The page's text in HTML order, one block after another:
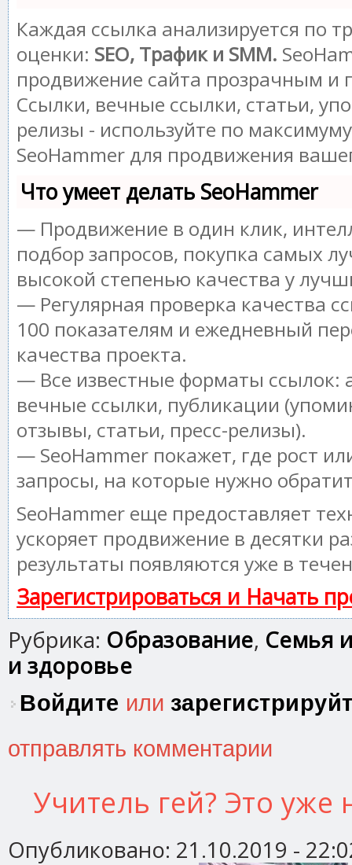
Каждая ссылка анализируется по
оценки: SEO, Трафик и SMM.
продвижение сайта прозрачным и
Ссылки, вечные ссылки, статьи,
релизы - используйте по
SeoHammer для продвижения
Что умеет делать SeoHammer
— Продвижение в один клик,
подбор запросов, покупка самых
высокой степенью качества у
— Регулярная проверка качества
100 показателям и ежедневный
качества проекта.
— Все известные форматы ссылок:
вечные ссылки, публикации
отзывы, статьи, пресс-релизы).
— SeoHammer покажет, где рост
запросы, на которые нужно
SeoHammer еще предоставляет
ускоряет продвижение в десятки
результаты появляются уже в
Зарегистрироваться и Начать
Рубрика: Образование, Семья
и здоровье
Войдите или
отправлять комментарии
Учитель гей? Это уже
Опубликовано: 21.10.2019 -